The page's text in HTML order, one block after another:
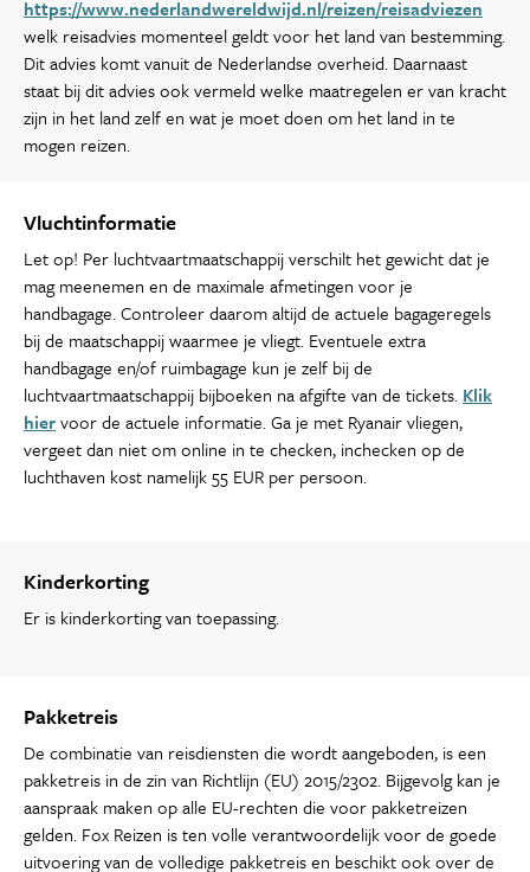
https://www.nederlandwereldwijd.nl/reizen/reisadviezen
welk reisadvies momenteel geldt voor het land van bestemming.
Dit advies komt vanuit de Nederlandse overheid. Daarnaast
staat bij dit advies ook vermeld welke maatregelen er van kracht
zijn in het land zelf en wat je moet doen om het land in te
mogen reizen.
Vluchtinformatie
Let op! Per luchtvaartmaatschappij verschilt het gewicht dat je
mag meenemen en de maximale afmetingen voor je
handbagage. Controleer daarom altijd de actuele bagageregels
bij de maatschappij waarmee je vliegt. Eventuele extra
handbagage en/of ruimbagage kun je zelf bij de
luchtvaartmaatschappij bijboeken na afgifte van de tickets. Klik
hiervoor de actuele informatie. Ga je met Ryanair vliegen,
vergeet dan niet om online in te checken, inchecken op de
luchthaven kost namelijk 55 EUR per persoon.
Kinderkorting
Er is kinderkorting van toepassing.
Pakketreis
De combinatie van reisdiensten die wordt aangeboden, is een
pakketreis in de zin van Richtlijn (EU) 2015/2302. Bijgevolg kan je
aanspraak maken op alle EU-rechten die voor pakketreizen
gelden. Fox Reizen is ten volle verantwoordelijk voor de goede
uitvoering van de volledige pakketreis en beschikt ook over de